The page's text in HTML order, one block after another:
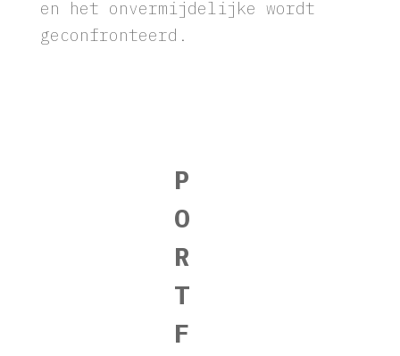
ongemakkelijke, het opdringerige
en het onvermijdelijke wordt
P
O
R
T